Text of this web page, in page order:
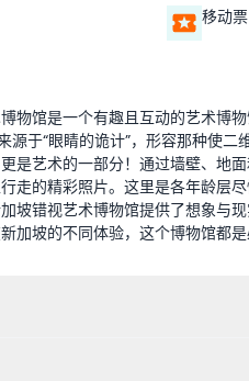
移动票
物馆是一个有趣且互动的艺术博
源于“眼睛的诡计”，形容那种使
是艺术的一部分！通过墙壁、地
走的精彩照片。这里是各年龄层
坡错视艺术博物馆提供了想象与
加坡的不同体验，这个博物馆都是